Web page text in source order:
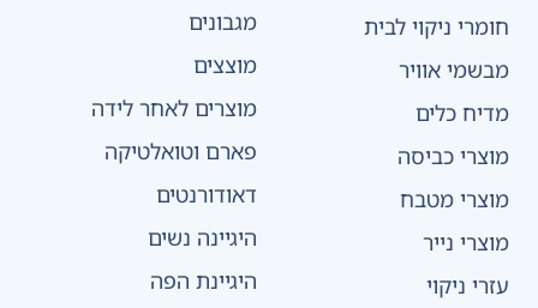
חומרי ניקוי לבית
מבשמי אוויר
מדיח כלים
מוצרי כביסה
מוצרי מטבח
מוצרי נייר
עזרי ניקוי
מגבונים
מוצצים
מוצרים לאחר לידה
פארם וטואלטיקה
דאודורנטים
היגיינה נשים
היגיינת הפה